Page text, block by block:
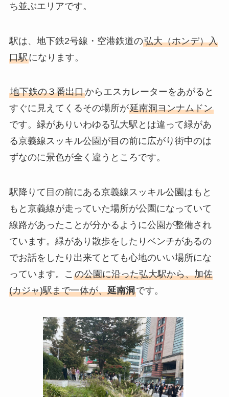
ち並ぶエリアです。
駅は、地下鉄2号線・空港鉄道の弘大（ホンデ）入
口駅になります。
地下鉄の３番出口からエスカレーターをあがると
すぐに見えてくるその場所が延南洞ヨンナムドン
です。緑がありいわゆる弘大駅とは違って緑があ
る京義線スッキル公園が目の前に広がり街中のは
ずなのに景色が全く違うところです。
駅降りて目の前にある京義線スッキル公園はもと
もと京義線が走っていた場所が公園になっていて
線路があったことが分かるように公園が整備され
ています。緑があり散歩をしたりベンチがあるの
でお話をしたり出来てとても心地のいい場所にな
っています。こ の公園に沿った弘大駅から、加佐
(カジャ)駅まで一体が、延南洞です。